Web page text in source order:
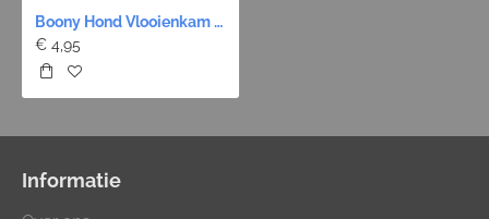
Boony Hond Vlooienkam - Korte Tanden Fijn
€ 4,95
Informatie